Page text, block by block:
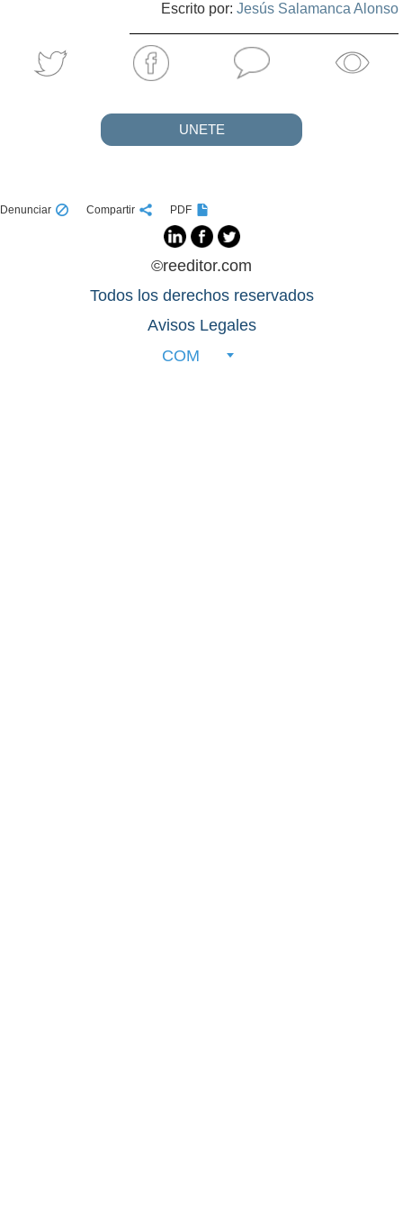
Escrito por: Jesús Salamanca Alonso
UNETE
Denunciar Compartir PDF
©reeditor.com
Todos los derechos reservados
Avisos Legales